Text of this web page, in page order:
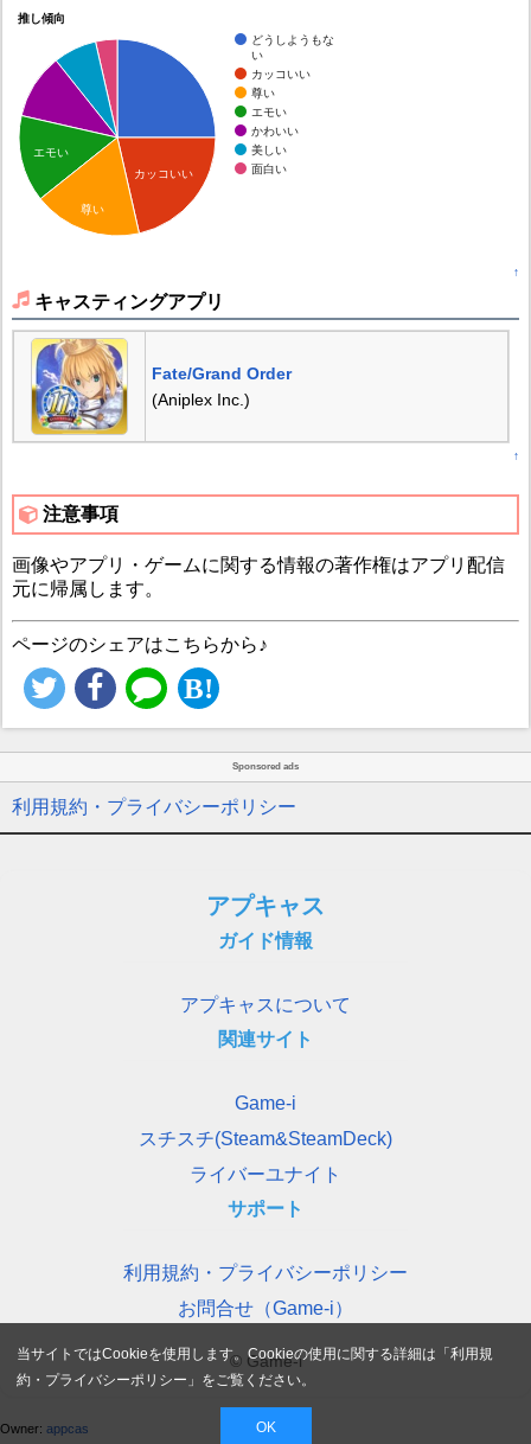
推し傾向
どうしようもな
い
カッコいい
尊い
エモい
かわいい
美しい
面白い
カッコいい
エモい
尊い
↑
キャスティングアプリ
Fate/Grand Order
(Aniplex Inc.)
↑
注意事項
画像やアプリ・ゲームに関する情報の著作権はアプリ配信
元に帰属します。
ページのシェアはこちらから♪
Sponsored ads
利用規約・プライバシーポリシー
アプキャス
ガイド情報
アプキャスについて
関連サイト
Game-i
スチスチ(Steam&SteamDeck)
ライバーユナイト
サポート
利用規約・プライバシーポリシー
お問合せ（Game-i）
© Game-i
Owner: appcas
当サイトではCookieを使用します。Cookieの使用に関する詳細は「利用規
約・プライバシーポリシー 」をご覧ください。
OK